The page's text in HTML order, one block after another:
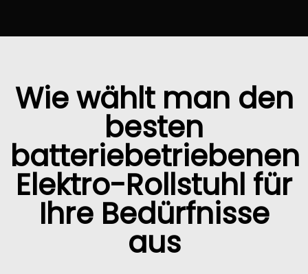
Wie wählt man den
besten
batteriebetriebenen
Elektro-Rollstuhl für
Ihre Bedürfnisse
aus